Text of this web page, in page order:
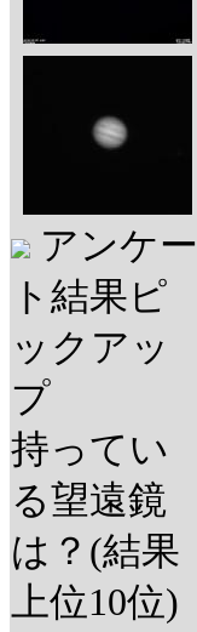
アンケー
ト結果ピ
ックアッ
プ
持ってい
る望遠鏡
は？(結果
上位10位)